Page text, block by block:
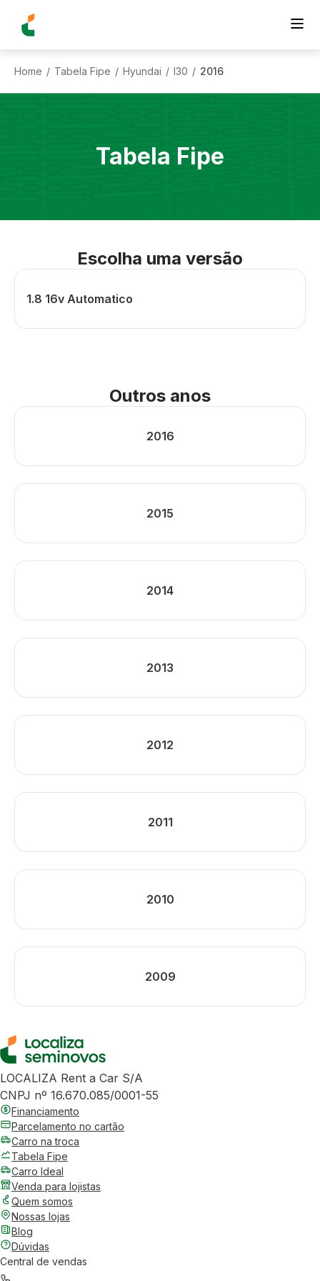
Home / Tabela Fipe / Hyundai / I30 / 2016
Tabela Fipe
Escolha uma versão
1.8 16v Automatico
Outros anos
2016
2015
2014
2013
2012
2011
2010
2009
LOCALIZA Rent a Car S/A
CNPJ nº 16.670.085/0001-55
Financiamento
Parcelamento no cartão
Carro na troca
Tabela Fipe
Carro Ideal
Venda para lojistas
Quem somos
Nossas lojas
Blog
Dúvidas
Central de vendas